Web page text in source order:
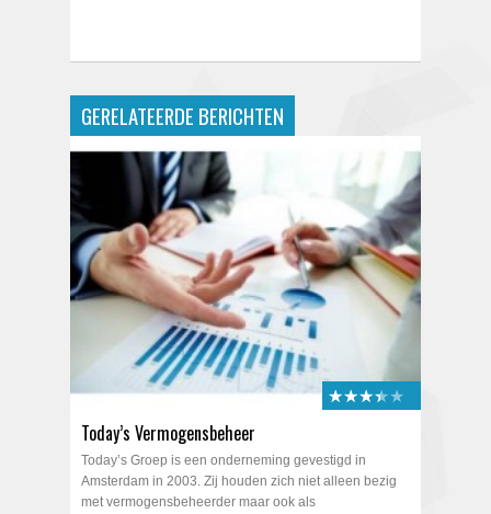
GERELATEERDE BERICHTEN
★★★★★
★★★★★
Today’s Vermogensbeheer
Today’s Groep is een onderneming gevestigd in
Amsterdam in 2003. Zij houden zich niet alleen bezig
met vermogensbeheerder maar ook als